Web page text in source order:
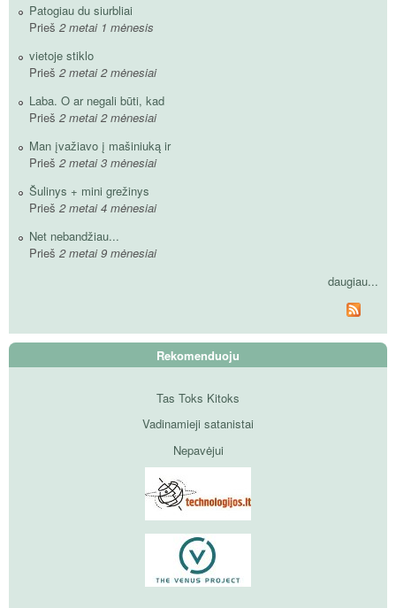
Patogiau du siurbliai
Prieš 2 metai 1 mėnesis
vietoje stiklo
Prieš 2 metai 2 mėnesiai
Laba. O ar negali būti, kad
Prieš 2 metai 2 mėnesiai
Man įvažiavo į mašiniuką ir
Prieš 2 metai 3 mėnesiai
Šulinys + mini grežinys
Prieš 2 metai 4 mėnesiai
Net nebandžiau...
Prieš 2 metai 9 mėnesiai
daugiau...
Rekomenduoju
Tas Toks Kitoks
Vadinamieji satanistai
Nepavėjui